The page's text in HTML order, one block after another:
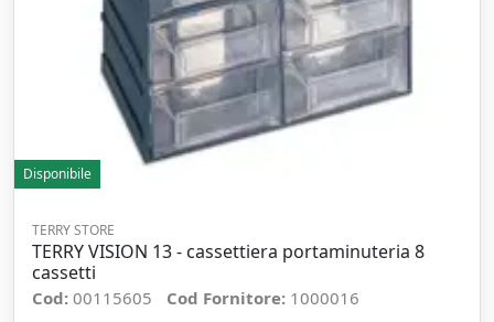
Disponibile
TERRY STORE
TERRY VISION 13 - cassettiera portaminuteria 8
cassetti
Cod: 00115605 Cod Fornitore: 1000016